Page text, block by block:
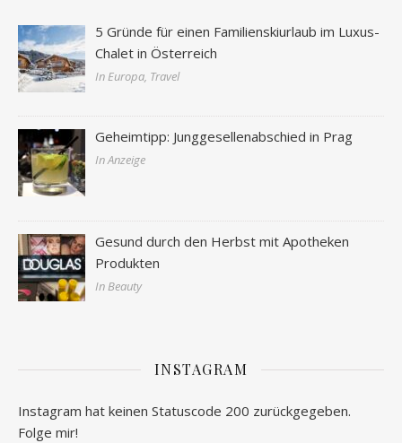
5 Gründe für einen Familienskiurlaub im Luxus-
Chalet in Österreich
In Europa, Travel
Geheimtipp: Junggesellenabschied in Prag
In Anzeige
Gesund durch den Herbst mit Apotheken
Produkten
In Beauty
INSTAGRAM
Instagram hat keinen Statuscode 200 zurückgegeben.
Folge mir!